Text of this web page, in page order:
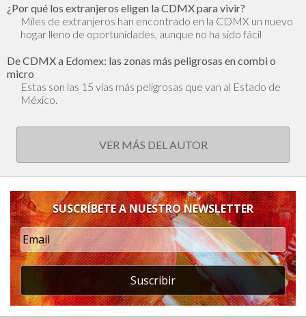
¿Por qué los extranjeros eligen la CDMX para vivir?
Miles de extranjeros han encontrado en la CDMX un nuevo
hogar lleno de oportunidades, aunque no ha sido fácil
De CDMX a Edomex: las zonas más peligrosas en combi o
micro
Estas son las 15 vías más peligrosas que van al Estado de
México.
VER MÁS DEL AUTOR
SUSCRÍBETE A NUESTRO NEWSLETTER
Suscribir